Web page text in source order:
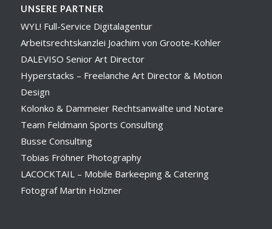
UNSERE PARTNER
WYL! Full-Service Digitalagentur
Arbeitsrechtskanzlei Joachim von Groote-Kohler
DALEVISO Senior Art Director
Hyperstacks – Freelanche Art Director & Motion
Design
Kolonko & Dammeier Rechtsanwälte und Notare
Team Feldmann Sports Consulting
Busse Consulting
Tobias Fröhner Photography
LACOCKTAIL – Mobile Barkeeping & Catering
Fotograf Martin Holzner